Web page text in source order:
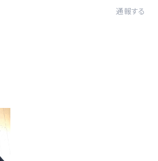
通報する